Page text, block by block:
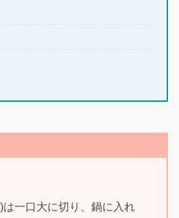
は一口大に切り、鍋に入れ